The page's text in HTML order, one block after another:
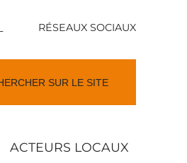
RÉSEAUX SOCIAUX
ACTEURS LOCAUX